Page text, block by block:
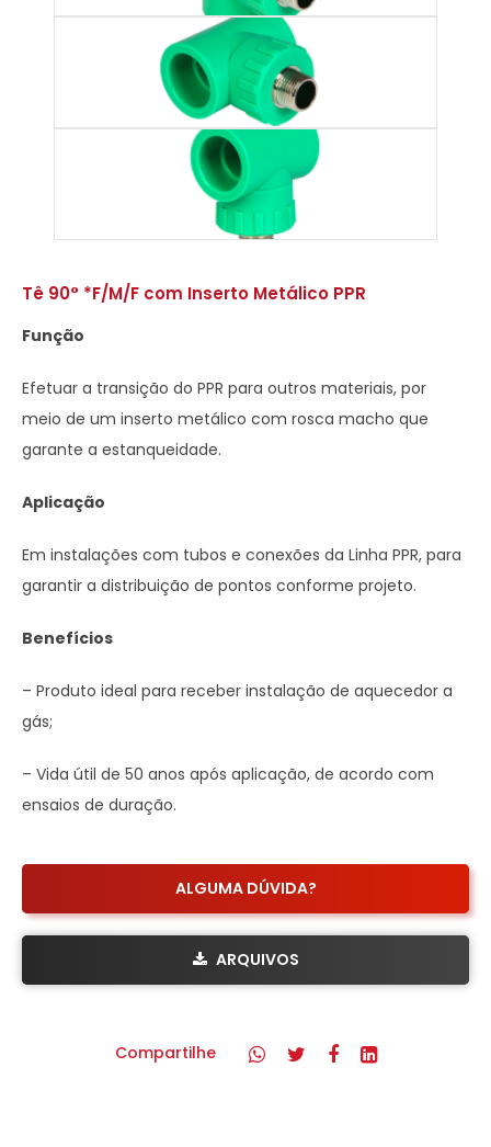
Tê 90° *F/M/F com Inserto Metálico PPR
Função
Efetuar a transição do PPR para outros materiais, por
meio de um inserto metálico com rosca macho que
garante a estanqueidade.
Aplicação
Em instalações com tubos e conexões da Linha PPR, para
garantir a distribuição de pontos conforme projeto.
Benefícios
– Produto ideal para receber instalação de aquecedor a
gás;
– Vida útil de 50 anos após aplicação, de acordo com
ensaios de duração.
ALGUMA DÚVIDA?
ARQUIVOS
Compartilhe